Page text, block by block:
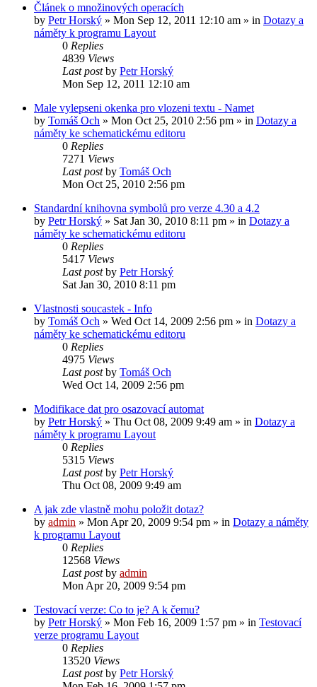
Článek o množinových operacích
by Petr Horský » Mon Sep 12, 2011 12:10 am » in Dotazy a
náměty k programu Layout
0 Replies
4839 Views
Last postby Petr Horský
Mon Sep 12, 2011 12:10 am
Male vylepseni okenka pro vlozeni textu - Namet
by Tomáš Och » Mon Oct 25, 2010 2:56 pm » in Dotazy a
náměty ke schematickému editoru
0 Replies
7271 Views
Last postby Tomáš Och
Mon Oct 25, 2010 2:56 pm
Standardní knihovna symbolů pro verze 4.30 a 4.2
by Petr Horský » Sat Jan 30, 2010 8:11 pm » in Dotazy a
náměty ke schematickému editoru
0 Replies
5417 Views
Last postby Petr Horský
Sat Jan 30, 2010 8:11 pm
Vlastnosti soucastek - Info
by Tomáš Och » Wed Oct 14, 2009 2:56 pm » in Dotazy a
náměty ke schematickému editoru
0 Replies
4975 Views
Last postby Tomáš Och
Wed Oct 14, 2009 2:56 pm
Modifikace dat pro osazovací automat
by Petr Horský » Thu Oct 08, 2009 9:49 am » in Dotazy a
náměty k programu Layout
0 Replies
5315 Views
Last postby Petr Horský
Thu Oct 08, 2009 9:49 am
A jak zde vlastně mohu položit dotaz?
by admin » Mon Apr 20, 2009 9:54 pm » in Dotazy a náměty
k programu Layout
0 Replies
12568 Views
Last postby admin
Mon Apr 20, 2009 9:54 pm
Testovací verze: Co to je? A k čemu?
by Petr Horský » Mon Feb 16, 2009 1:57 pm » in Testovací
verze programu Layout
0 Replies
13520 Views
Last postby Petr Horský